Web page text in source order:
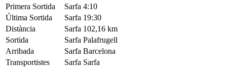
Primera Sortida
Sarfa 4:10
Última Sortida
Sarfa 19:30
Distància
Sarfa 102,16 km
Sortida
Sarfa Palafrugell
Arribada
Sarfa Barcelona
Transportistes
Sarfa Sarfa